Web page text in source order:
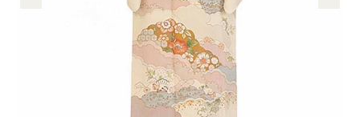
夏のイベント
ITEM